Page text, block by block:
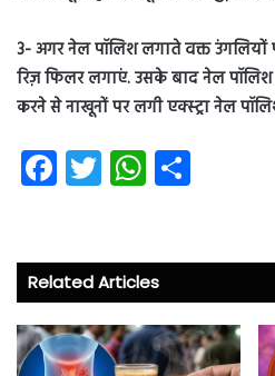
3- अगर नेल पॉलिश लगाते वक्त
रिज़ फिलर लगाएं. उसके बाद नेल
करने से नाखूनों पर लगी एक्स्ट्रा नेल
Fa
ce
o
ok
T
wi
er
W
ha
A
p
p
Related Articles